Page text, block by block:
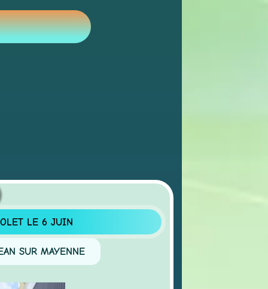
LE 6 JUIN
MAYENNE